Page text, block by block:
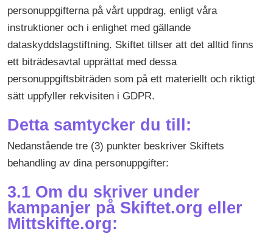
personuppgifterna på vårt uppdrag, enligt våra
instruktioner och i enlighet med gällande
dataskyddslagstiftning. Skiftet tillser att det alltid finns
ett biträdesavtal upprättat med dessa
personuppgiftsbiträden som på ett materiellt och riktigt
sätt uppfyller rekvisiten i GDPR.
Detta samtycker du till:
Nedanstående tre (3) punkter beskriver Skiftets
behandling av dina personuppgifter:
3.1 Om du skriver under
kampanjer på Skiftet.org eller
Mittskifte.org: